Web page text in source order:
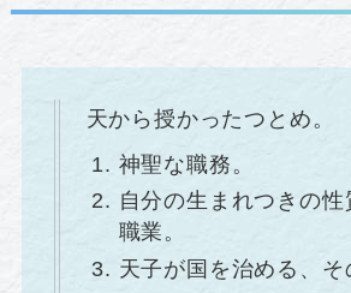
天から授かったつとめ。
神聖な職務。
自分の生まれつきの性
職業。
天子が国を治める、そ